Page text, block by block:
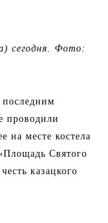
сегодня. Фото:
последним
проводили
на месте костела
Святого
казацкого